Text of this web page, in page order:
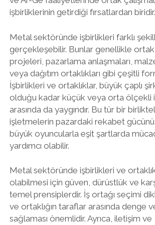
işbirliklerinin getirdiği fırsatlardan biridir.
Metal sektöründe işbirlikleri farklı
gerçekleşebilir. Bunlar genellikle
projeleri, pazarlama anlaşmaları,
veya dağıtım ortaklıkları gibi çeşitli
İşbirlikleri ve ortaklıklar, büyük çaplı
olduğu kadar küçük veya orta ölçekli
arasında da yaygındır. Bu tür bir
işletmelerin pazardaki rekabet gücünü
büyük oyuncularla eşit şartlarda
yardımcı olabilir.
Metal sektöründe işbirlikleri ve
olabilmesi için güven, dürüstlük ve
temel prensiplerdir. İş ortağı seçimi
ve ortaklığın taraflar arasında denge
sağlaması önemlidir. Ayrıca, iletişim ve